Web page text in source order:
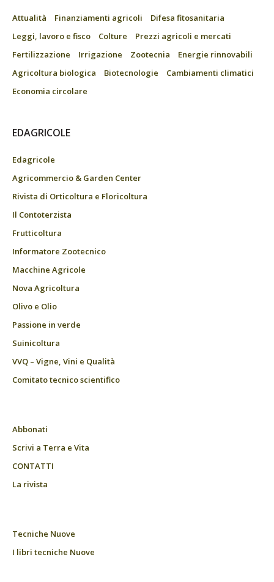
Attualità Finanziamenti agricoli
Difesa fitosanitaria
Leggi, lavoro e fisco
Colture
Prezzi agricoli e mercati
Fertilizzazione
Irrigazione Zootecnia
Energie rinnovabili
Agricoltura biologica
Biotecnologie
Cambiamenti climatici
Economia circolare
EDAGRICOLE
Edagricole
Agricommercio & Garden Center
Rivista di Orticoltura e Floricoltura
Il Contoterzista
Frutticoltura
Informatore Zootecnico
Macchine Agricole
Nova Agricoltura
Olivo e Olio
Passione in verde
Suinicoltura
VVQ – Vigne, Vini e Qualità
Comitato tecnico scientifico
Abbonati
Scrivi a Terra e Vita
CONTATTI
La rivista
Tecniche Nuove
I libri tecniche Nuove